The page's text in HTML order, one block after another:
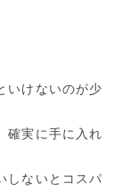
いけないのが少
確実に手に入れ
しないとコスパ